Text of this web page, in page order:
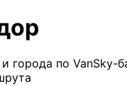
города по VanSky-